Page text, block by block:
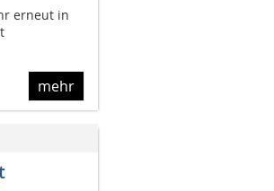
erneut in
mehr